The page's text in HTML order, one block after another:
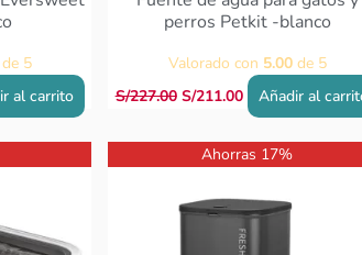
de 5
al carrito
perros Petkit -blanco
Valorado con 5.00de 5
S/227.00 S/211.00 Añadir al
Ahorras 17%
precio
era:
S/357.00.
El
precio
es:
S/297.00.